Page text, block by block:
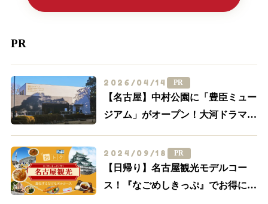
PR
2026/04/14 PR
【名古屋】中村公園に「豊臣ミュー
ジアム」がオープン！大河ドラマ
トを一挙紹介
2024/09/18 PR
【日帰り】名古屋観光モデルコー
ス！『なごめしきっぷ』でお得にグ